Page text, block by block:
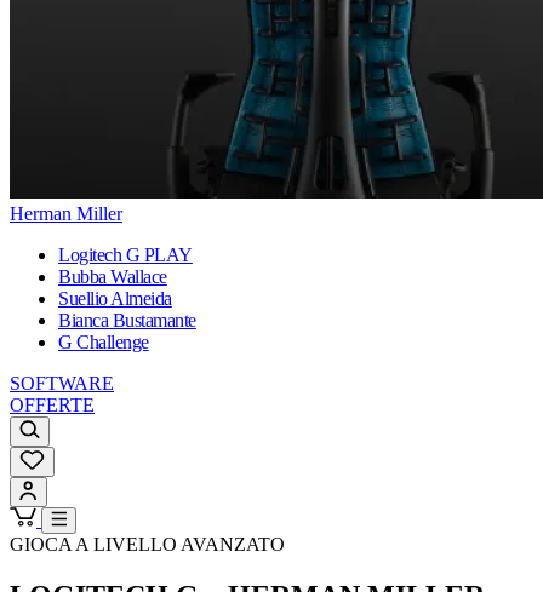
Herman Miller
Logitech G PLAY
Bubba Wallace
Suellio Almeida
Bianca Bustamante
G Challenge
SOFTWARE
OFFERTE
GIOCA A LIVELLO AVANZATO